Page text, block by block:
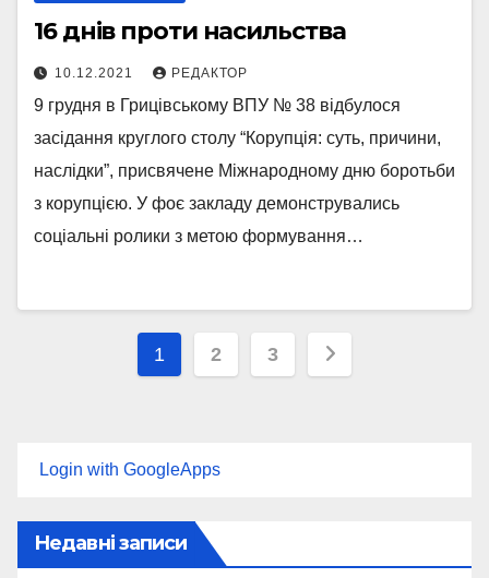
16 днів проти насильства
10.12.2021 РЕДАКТОР
9 грудня в Грицівському ВПУ № 38 відбулося
засідання круглого столу “Корупція: суть, причини,
наслідки”, присвячене Міжнародному дню боротьби
з корупцією. У фоє закладу демонструвались
соціальні ролики з метою формування…
Пагінація
1 2 3
Login with GoogleApps
Недавні записи